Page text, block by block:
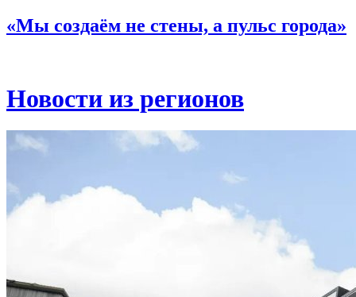
«Мы создаём не стены, а пульс города»
Новости из регионов